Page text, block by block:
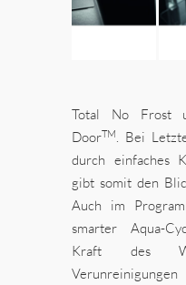
Total No Frost
DoorTM. Bei
durch einfaches
gibt somit den
Auch im
smarter Aqua-
Kraft des